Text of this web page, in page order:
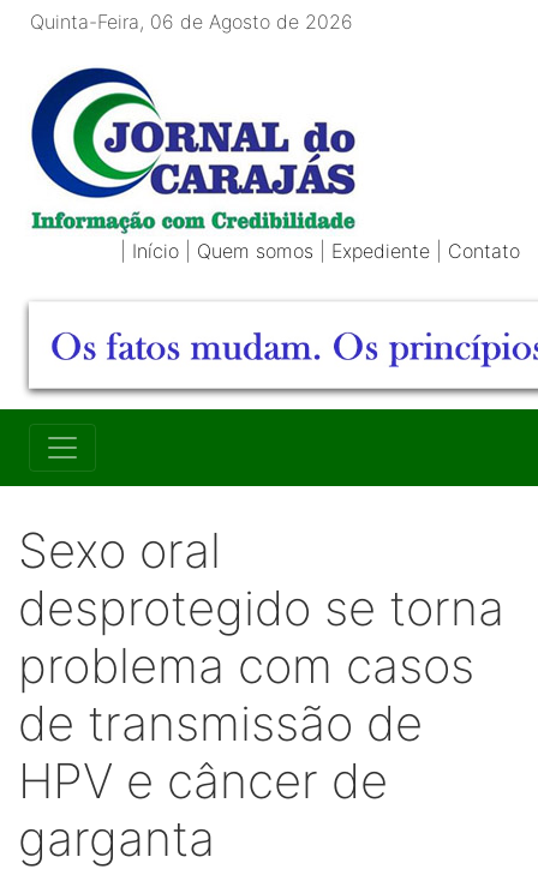
Quinta-Feira, 06 de Agosto de 2026
Início Quem somos Expediente Contato
Sexo oral
desprotegido se torna
problema com casos
de transmissão de
HPV e câncer de
garganta